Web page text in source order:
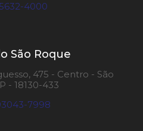
4000
São Roque
475 - Centro - São
- 18130-433
7998